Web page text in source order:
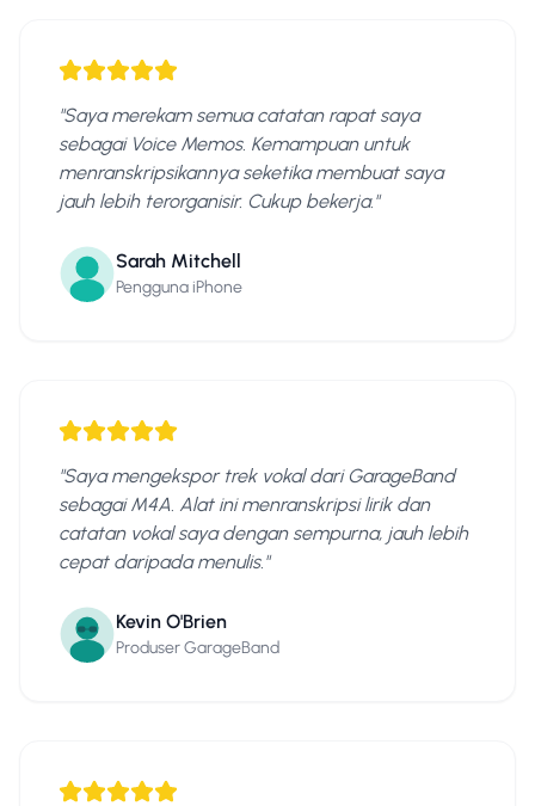
"Saya merekam semua catatan rapat saya
sebagai Voice Memos. Kemampuan untuk
menranskripsikannya seketika membuat saya
jauh lebih terorganisir. Cukup bekerja."
Sarah Mitchell
Pengguna iPhone
"Saya mengekspor trek vokal dari GarageBand
sebagai M4A. Alat ini menranskripsi lirik dan
catatan vokal saya dengan sempurna, jauh lebih
cepat daripada menulis."
Kevin O'Brien
Produser GarageBand